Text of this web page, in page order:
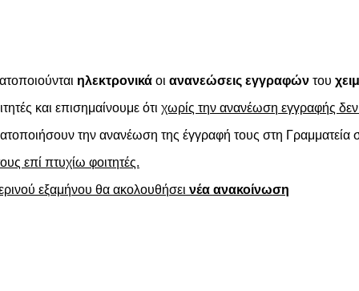
ηλεκτρονικά οι ανανεώσεις εγγραφών του
και επισημαίνουμε ότι χωρίς την ανανέωση εγγραφής
την ανανέωση της έγγραφή τους στη Γραμματεία
επί πτυχίω φοιτητές.
εξαμήνου θα ακολουθήσει νέα ανακοίνωση